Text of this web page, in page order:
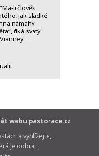
“Má-li člověk
jak sladké
námahy
říká svatý
webu pastorace.cz
a vyhlížejte,
je dobrá,